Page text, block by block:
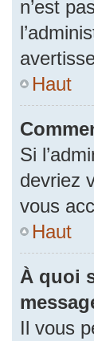
n’est
Haut
Si
devriez
vous
Haut
À quoi
Il vous